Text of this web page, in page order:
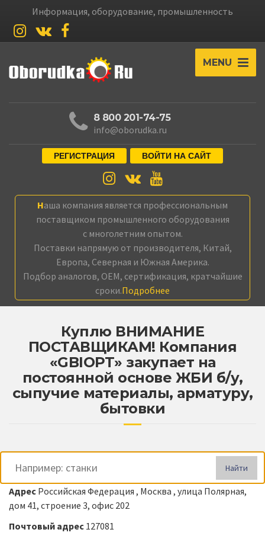
Информация, оборудование, промышленность
MENU
8 800 201-74-75
info@oborudka.ru
РЕГИСТРАЦИЯ ВОЙТИ НА САЙТ
Наша компания является профессиональным
поставщиком промышленного оборудования
с многолетним опытом.
Поставки напрямую от производителя, Китай,
Европа, Северная и Южная Америка.
Подбор аналогов, OEM, сертификация, кратчайшие
сроки.Подробнее
Куплю ВНИМАНИЕ
ПОСТАВЩИКАМ! Компания
«GBIOPT» закупает на
постоянной основе ЖБИ б/у,
сыпучие материалы, арматуру,
бытовки
Найти
Адрес Российская Федерация , Москва , улица Полярная,
дом 41, строение 3, офис 202
Почтовый адрес 127081